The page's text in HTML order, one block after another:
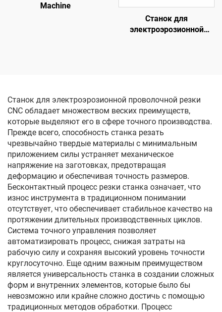
Machine
Станок для
электроэрозионной
Станок для электроэрозионной проволочной резки
CNC обладает множеством веских преимуществ,
которые выделяют его в сфере точного производства.
Прежде всего, способность станка резать
чрезвычайно твердые материалы с минимальным
приложением силы устраняет механическое
напряжение на заготовках, предотвращая
деформацию и обеспечивая точность размеров.
Бесконтактный процесс резки станка означает, что
износ инструмента в традиционном понимании
отсутствует, что обеспечивает стабильное качество на
протяжении длительных производственных циклов.
Система точного управления позволяет
автоматизировать процесс, снижая затраты на
рабочую силу и сохраняя высокий уровень точности
круглосуточно. Еще одним важным преимуществом
является универсальность станка в создании сложных
форм и внутренних элементов, которые было бы
невозможно или крайне сложно достичь с помощью
традиционных методов обработки. Процесс